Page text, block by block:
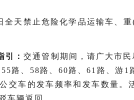
全天禁止危险化学品运输车、
引：交通管制期间，请广大市
路、58路、60路、61路、游
交车的发车频率和发车数量。
车辆返回。